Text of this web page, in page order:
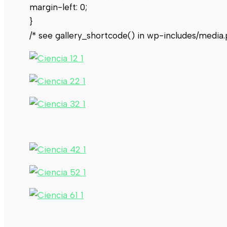
margin-left: 0;
}
/* see gallery_shortcode() in wp-includes/